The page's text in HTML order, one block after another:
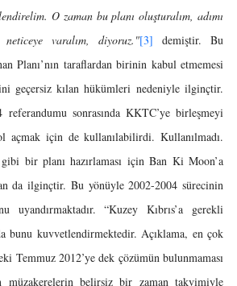
O zaman bu planı oluşturalım, adımı
varalım, diyoruz."[3] demiştir. Bu
Planı’nın taraflardan birinin kabul etmemesi
geçersiz kılan hükümleri nedeniyle ilginçtir.
sonrasında KKTC’ye birleşmeyi
açmak için de kullanılabilirdi. Kullanılmadı.
bir planı hazırlaması için Ban Ki Moon’a
da ilginçtir. Bu yönüyle 2002-2004 sürecinin
uyandırmaktadır. “Kuzey Kıbrıs’a gerekli
bunu kuvvetlendirmektedir. Açıklama, en çok
Temmuz 2012’ye dek çözümün bulunmaması
müzakerelerin belirsiz bir zaman takvimiyle